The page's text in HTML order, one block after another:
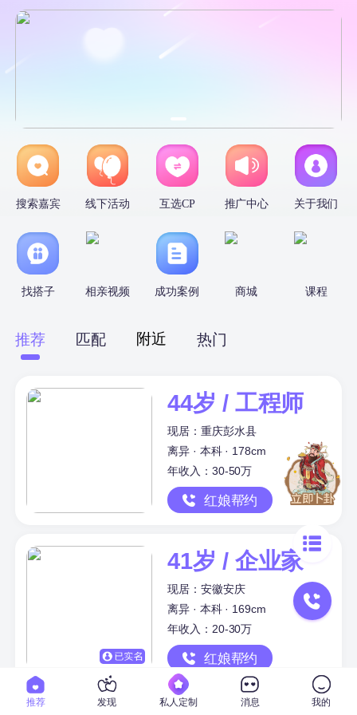
搜索嘉宾 线下活动 互选CP 推广中心 关于我们
找搭子 相亲视频 成功案例 商城 课程
推荐 匹配 附近 热门
44岁 / 工程师
现居：重庆彭水县
离异 · 本科 · 178cm
年收入：30-50万
红娘帮约
41岁 / 企业家
现居：安徽安庆
离异 · 本科 · 169cm
年收入：20-30万
红娘帮约
推荐 发现 私人定制 消息 我的